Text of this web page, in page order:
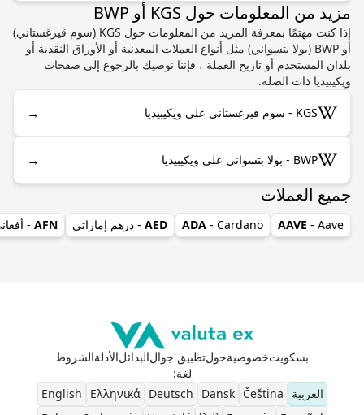
مزيد من المعلومات حول KGS أو BWP
إذا كنت مهتمًا بمعرفة المزيد من المعلومات حول KGS (سوم قيرغستاني)
أو BWP (بولا بتسواني) مثل أنواع العملات المعدنية أو الأوراق النقدية أو
بلدان المستخدم أو تاريخ العملة ، فإننا نوصيك بالرجوع إلى صفحات
ويكيبيديا ذات الصلة.
KGS - سوم قيرغستاني على ويكيبيديا →
BWP - بولا بتسواني على ويكيبيديا →
جميع العملات
AAVE - Aave
ADA - Cardano
AED - درهم إماراتي AFN
-
بسكويتخصوصيةحولتطبيق جوالالبدائلالأدلةالشروط
لغة:
العربية
Čeština
Dansk
Deutsch
Ελληνικά
English